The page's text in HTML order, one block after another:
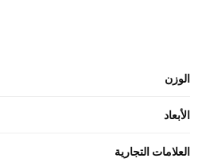
الوزن
الأبعاد
العلامات التجارية